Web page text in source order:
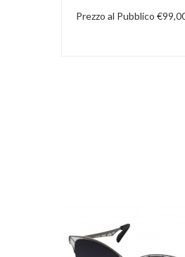
Prezzo al Pubblico